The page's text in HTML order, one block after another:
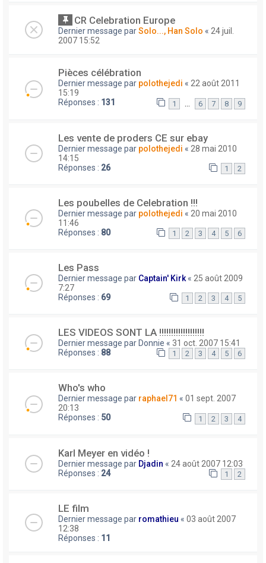
CR Celebration Europe
Dernier message parSolo..., Han Solo « 24 juil.
2007 15:52
Pièces célébration
Dernier message par polothejedi « 22 août 2011
15:19
Réponses : 131 1 6 7 8 9
Les vente de proders CE sur ebay
Dernier message par polothejedi « 28 mai 2010
14:15
Réponses : 26 1 2
Les poubelles de Celebration !!!
Dernier message par polothejedi « 20 mai 2010
11:46
Réponses : 80 1 2 3 4 5 6
Les Pass
Dernier message par Captain' Kirk « 25 août 2009
7:27
Réponses : 69 1 2 3 4 5
LES VIDEOS SONT LA !!!!!!!!!!!!!!!!!!!
Dernier message par Donnie « 31 oct. 2007 15:41
Réponses : 88 1 2 3 4 5 6
Who's who
Dernier message par raphael71 « 01 sept. 2007
20:13
Réponses : 50 1 2 3 4
Karl Meyer en vidéo !
Dernier message par Djadin « 24 août 2007 12:03
Réponses : 24 1 2
LE film
Dernier message par romathieu « 03 août 2007
12:38
Réponses : 11